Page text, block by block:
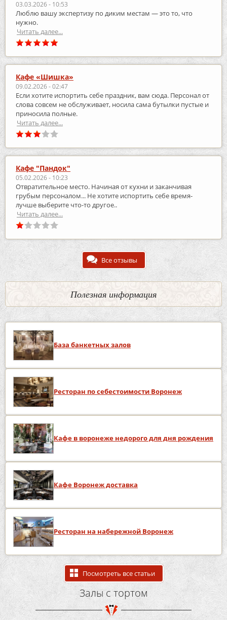
03.03.2026 - 10:53
Люблю вашу экспертизу по диким местам — это то, что
нужно.
Читать далее...
Кафе «Шишка»
09.02.2026 - 02:47
Если хотите испортить себе праздник, вам сюда. Персонал от
слова совсем не обслуживает, носила сама бутылки пустые и
приносила полные.
Читать далее...
Кафе "Пандок"
05.02.2026 - 10:23
Отвратительное место. Начиная от кухни и заканчивая
грубым персоналом... Не хотите испортить себе время-
лучше выберите что-то другое..
Читать далее...
Все отзывы
Полезная информация
База банкетных залов
Ресторан по себестоимости Воронеж
Кафе в воронеже недорого для дня рождения
Кафе Воронеж доставка
Ресторан на набережной Воронеж
Посмотреть все статьи
Залы с тортом